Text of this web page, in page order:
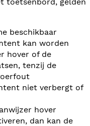
beschikbaar
kan worden
hover of de
tenzij de
niet verbergt of
hover
dan kan de